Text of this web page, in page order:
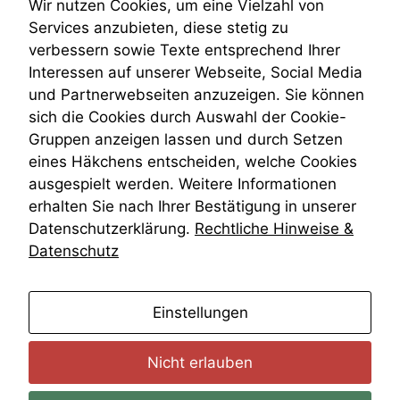
Venezuela
VRK
Wiederherstellungsanordnung
Zivilprozessordnung
ZPO
Zustellfiktion
Zuständigkeit
Öffentliches Personalrecht
Öffentlichkeitsprinzip
Wir nutzen Cookies, um eine Vielzahl von
Services anzubieten, diese stetig zu
verbessern sowie Texte entsprechend Ihrer
Interessen auf unserer Webseite, Social Media
und Partnerwebseiten anzuzeigen. Sie können
sich die Cookies durch Auswahl der Cookie-
Gruppen anzeigen lassen und durch Setzen
eines Häkchens entscheiden, welche Cookies
ausgespielt werden. Weitere Informationen
erhalten Sie nach Ihrer Bestätigung in unserer
Datenschutzerklärung. Rechtliche Hinweise &
Datenschutz
Einstellungen
Nicht erlauben
statistische
Daten auf.
Funktionalität
Einige
Funktionen auf
dieser Website
sind optional.
Wenn Sie
diese Option
deaktivieren,
kann die
Marketing
Wir speichern
um interne